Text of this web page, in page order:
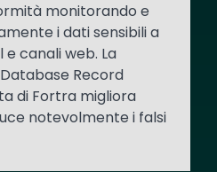
monitorando e
i dati sensibili a
e canali web. La
Record
di Fortra migliora
notevolmente i falsi